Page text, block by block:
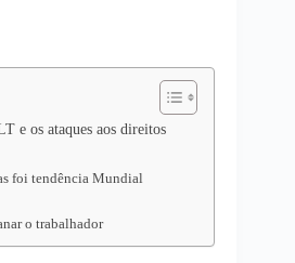
e os ataques aos direitos
foi tendência Mundial
o trabalhador